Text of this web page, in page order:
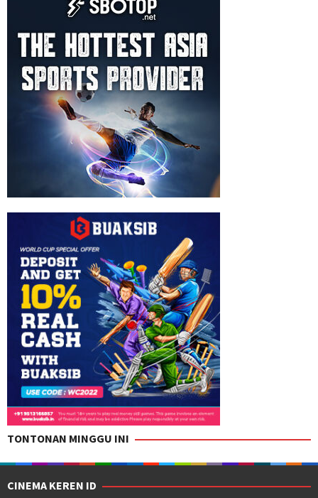
TONTONAN MINGGU INI
CINEMA KEREN ID